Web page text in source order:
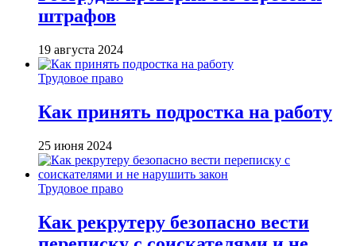
штрафов
19 августа 2024
Трудовое право
Как принять подростка на работу
25 июня 2024
Трудовое право
Как рекрутеру безопасно вести